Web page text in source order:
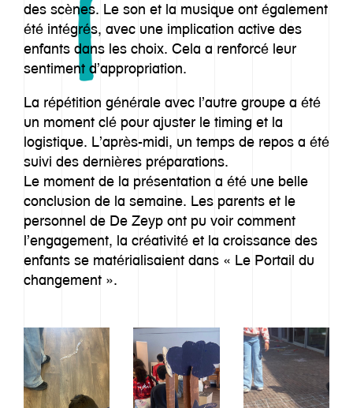
des scènes. Le son et la musique ont également
été intégrés, avec une implication active des
enfants dans les choix. Cela a renforcé leur
sentiment d’appropriation.
La répétition générale avec l’autre groupe a été
un moment clé pour ajuster le timing et la
logistique. L’après-midi, un temps de repos a été
suivi des dernières préparations.
Le moment de la présentation a été une belle
conclusion de la semaine. Les parents et le
personnel de De Zeyp ont pu voir comment
l’engagement, la créativité et la croissance des
enfants se matérialisaient dans « Le Portail du
changement ».